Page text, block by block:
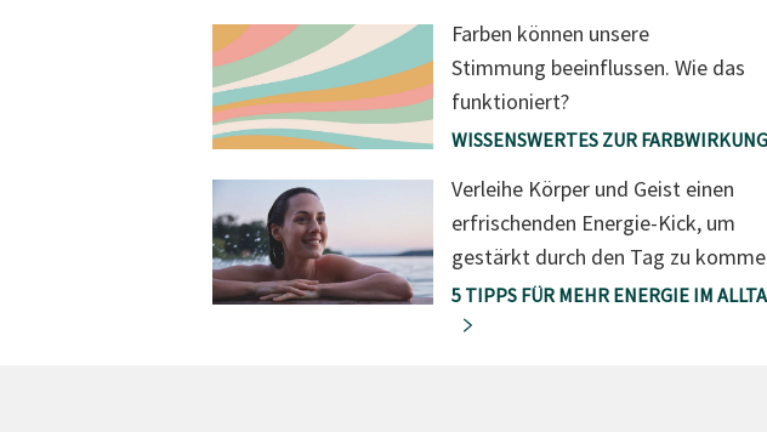
Farben können unsere
Stimmung beeinflussen. Wie das
funktioniert?
WISSENSWERTES ZUR FARBWIRKUNG
Verleihe Körper und Geist einen
erfrischenden Energie-Kick, um
gestärkt durch den Tag zu
5 TIPPS FÜR MEHR ENERGIE IM